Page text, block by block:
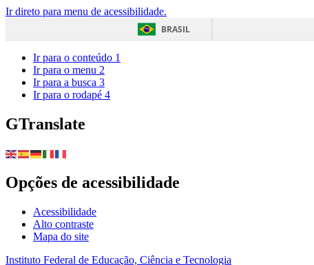
Ir direto para menu de acessibilidade.
BRASIL
Ir para o conteúdo 1
Ir para o menu 2
Ir para a busca 3
Ir para o rodapé 4
GTranslate
Opções de acessibilidade
Acessibilidade
Alto contraste
Mapa do site
Instituto Federal de Educação, Ciência e Tecnologia